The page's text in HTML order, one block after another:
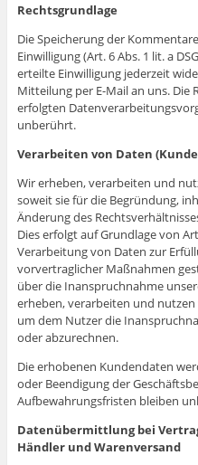
Rechtsgrundlage
Die Speicherung der
Einwilligung (Art. 6 Abs. 1 lit. a
erteilte Einwilligung jederzeit
Mitteilung per E-Mail an uns. Die
erfolgten
unberührt.
Verarbeiten von Daten
Wir erheben, verarbeiten und
soweit sie für die Begründung,
Änderung des
Dies erfolgt auf Grundlage von
Verarbeitung von Daten zur
vorvertraglicher Maßnahmen
über die Inanspruchnahme
erheben, verarbeiten und
um dem Nutzer die
oder abzurechnen.
Die erhobenen Kundendaten
oder Beendigung der
Aufbewahrungsfristen bleiben
Datenübermittlung bei
Händler und Warenversand